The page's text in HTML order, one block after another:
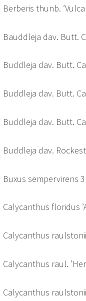
Berberis thunb.
Bauddleja dav. Butt.
Buddleja dav. Butt.
Buddleja dav. Butt.
Buddleja dav. Butt.
Buddleja dav.
Buxus sempervirens
Calycanthus floridus
Calycanthus
Calycanthus raul.
Calycanthus